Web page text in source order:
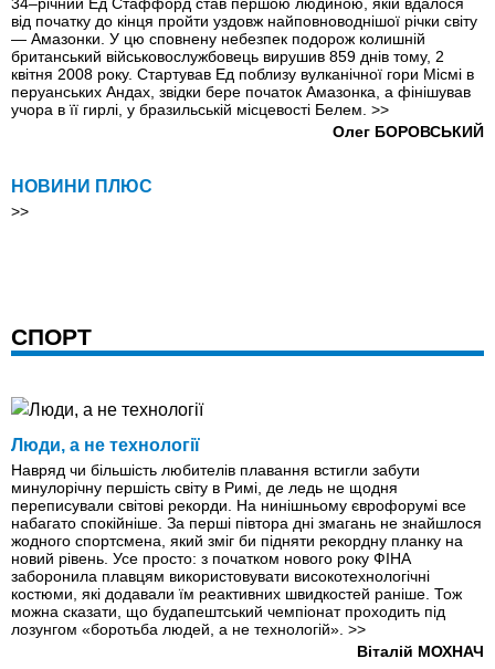
від початку до кінця пройти уздовж найповноводнішої річки світу
— Амазонки. У цю сповнену небезпек подорож колишній
британський військовослужбовець вирушив 859 днів тому, 2
квітня 2008 року. Стартував Ед поблизу вулканічної гори Місмі в
перуанських Андах, звідки бере початок Амазонка, а фінішував
учора в її гирлі, у бразильській місцевості Белем. >>
Олег БОРОВСЬКИЙ
НОВИНИ ПЛЮС
>>
СПОРТ
Люди, а не технології
Навряд чи більшість любителів плавання встигли забути
минулорічну першість світу в Римі, де ледь не щодня
переписували світові рекорди. На нинішньому єврофорумі все
набагато спокійніше. За перші півтора дні змагань не знайшлося
жодного спортсмена, який зміг би підняти рекордну планку на
новий рівень. Усе просто: з початком нового року ФІНА
заборонила плавцям використовувати високотехнологічні
костюми, які додавали їм реактивних швидкостей раніше. Тож
можна сказати, що будапештський чемпіонат проходить під
лозунгом «боротьба людей, а не технологій». >>
Віталій МОХНАЧ